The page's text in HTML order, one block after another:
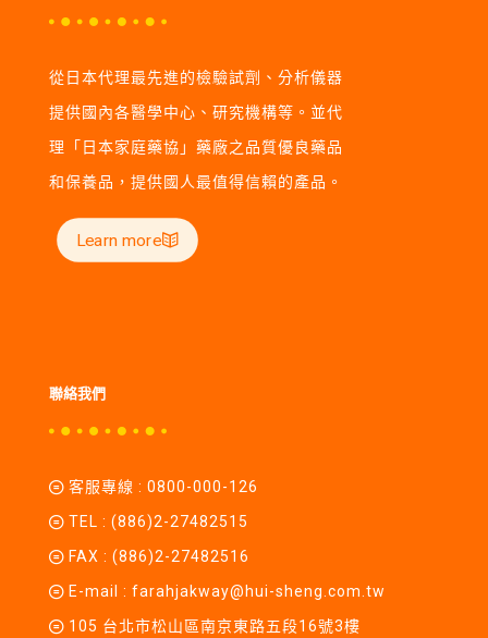
從日本代理最先進的檢驗試劑、分析儀器
提供國內各醫學中心、研究機構等。並代
理「日本家庭藥協」藥廠之品質優良藥品
和保養品，提供國人最值得信賴的產品。
Learn more
聯絡我們
客服專線 : 0800-000-126
TEL : (886)2-27482515
FAX : (886)2-27482516
E-mail : farahjakway@hui-sheng.com.tw
105 台北市松山區南京東路五段16號3樓